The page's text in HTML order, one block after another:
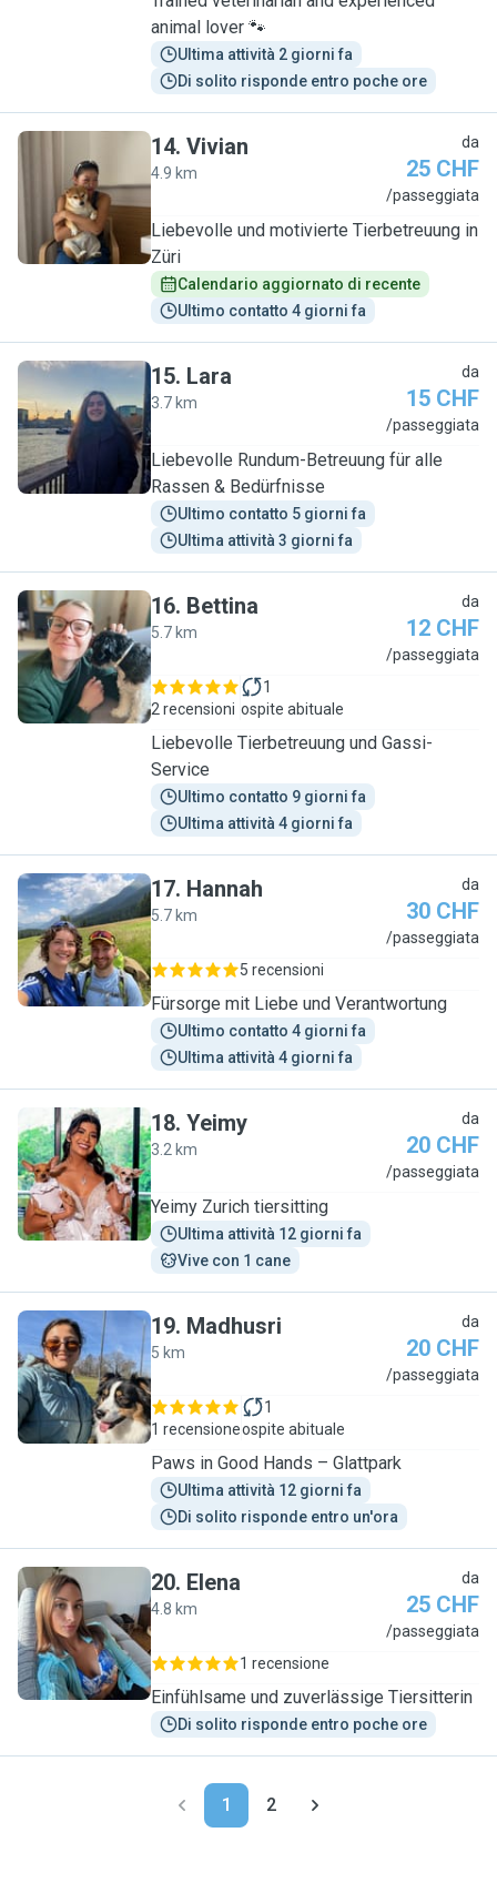
animal lover 🐾
Ultima attività 2 giorni fa
Di solito risponde entro poche ore
V
14. Vivian
4.9 km
da
25 CHF
/passeggiata
Liebevolle und motivierte Tierbetreuung in
Züri
Calendario aggiornato di recente
Ultimo contatto 4 giorni fa
L
15. Lara
3.7 km
da
15 CHF
/passeggiata
Liebevolle Rundum-Betreuung für alle
Rassen & Bedürfnisse
Ultimo contatto 5 giorni fa
Ultima attività 3 giorni fa
B
16. Bettina
5.7 km
da
12 CHF
/passeggiata
2 recensioni
1
ospite abituale
Liebevolle Tierbetreuung und Gassi-
Service
Ultimo contatto 9 giorni fa
Ultima attività 4 giorni fa
H
17. Hannah
5.7 km
da
30 CHF
/passeggiata
5 recensioni
Fürsorge mit Liebe und Verantwortung
Ultimo contatto 4 giorni fa
Ultima attività 4 giorni fa
Y
18. Yeimy
3.2 km
da
20 CHF
/passeggiata
Yeimy Zurich tiersitting
Ultima attività 12 giorni fa
Vive con 1 cane
M
19. Madhusri
5 km
da
20 CHF
/passeggiata
1 recensione
1
ospite abituale
Paws in Good Hands – Glattpark
Ultima attività 12 giorni fa
Di solito risponde entro un'ora
E
20. Elena
4.8 km
da
25 CHF
/passeggiata
1 recensione
Einfühlsame und zuverlässige Tiersitterin
Di solito risponde entro poche ore
1 2